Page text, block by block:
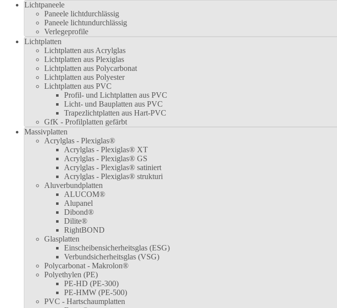
Lichtpaneele
Paneele lichtdurchlässig
Paneele lichtundurchlässig
Verlegeprofile
Lichtplatten
Lichtplatten aus Acrylglas
Lichtplatten aus Plexiglas
Lichtplatten aus Polycarbonat
Lichtplatten aus Polyester
Lichtplatten aus PVC
Profil- und Lichtplatten aus PVC
Licht- und Bauplatten aus PVC
Trapezlichtplatten aus Hart-PVC
GfK - Profilplatten gefärbt
Massivplatten
Acrylglas - Plexiglas®
Acrylglas - Plexiglas® XT
Acrylglas - Plexiglas® GS
Acrylglas - Plexiglas® satiniert
Acrylglas - Plexiglas® strukturi
Aluverbundplatten
ALUCOM®
Alupanel
Dibond®
Dilite®
RightBOND
Glasplatten
Einscheibensicherheitsglas (ESG)
Verbundsicherheitsglas (VSG)
Polycarbonat - Makrolon®
Polyethylen (PE)
PE-HD (PE-300)
PE-HMW (PE-500)
PVC - Hartschaumplatten